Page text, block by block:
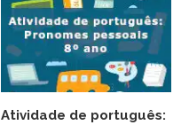
Atividade de português: